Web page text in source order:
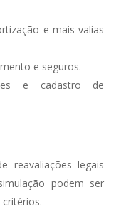
e mais-valias
e seguros.
e cadastro de
reavaliações legais
podem ser